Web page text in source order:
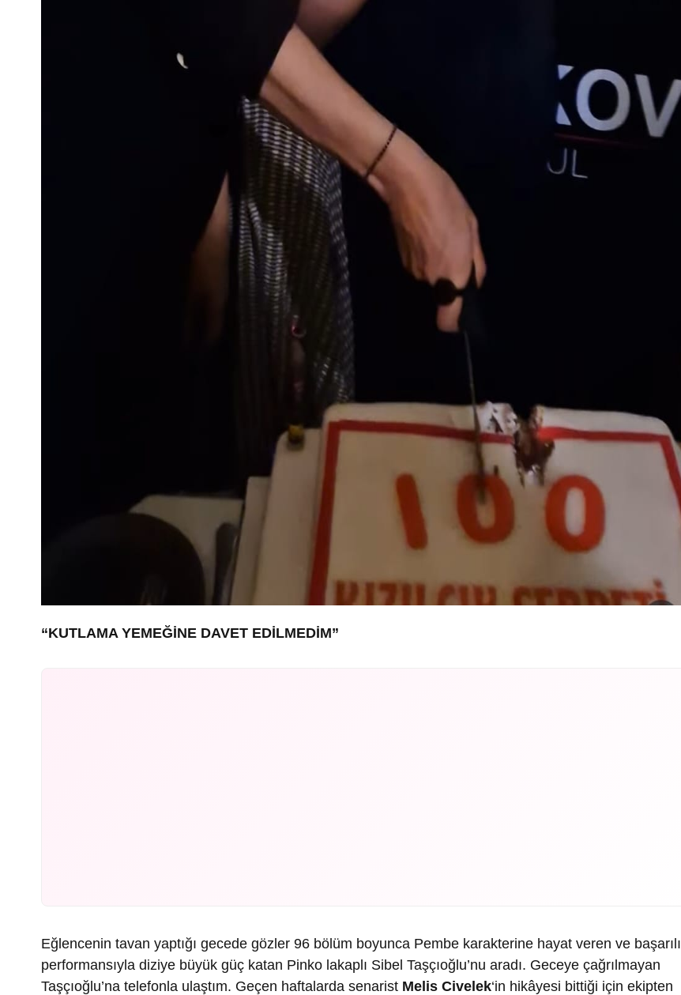
“KUTLAMA YEMEĞİNE DAVET EDİLMEDİM”
Eğlencenin tavan yaptığı gecede gözler 96 bölüm boyunca Pembe karakterine hayat veren ve başarılı
performansıyla diziye büyük güç katan Pinko lakaplı Sibel Taşçıoğlu’nu aradı. Geceye çağrılmayan
Taşçıoğlu’na telefonla ulaştım. Geçen haftalarda senarist Melis Civelek‘in hikâyesi bittiği için ekipten